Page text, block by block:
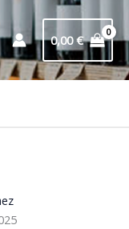
0,00€